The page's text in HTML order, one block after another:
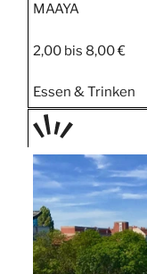
MAAYA
2,00 bis 8,00 €
Essen & Trinken
TAGE
STIPP